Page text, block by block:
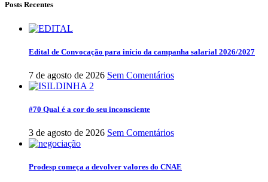
Posts Recentes
Edital de Convocação para início da campanha salarial 2026/2027
7 de agosto de 2026 Sem Comentários
#70 Qual é a cor do seu inconsciente
3 de agosto de 2026 Sem Comentários
Prodesp começa a devolver valores do CNAE